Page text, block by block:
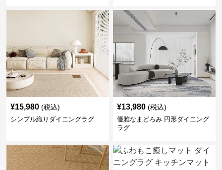
¥15,980 (税込)
シンプル織りダイニングラグ
¥13,980 (税込)
優雅なまどろみ 円形ダイニング
ラグ